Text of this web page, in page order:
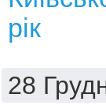
рік
28